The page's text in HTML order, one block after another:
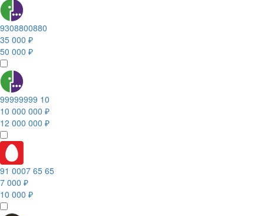
9308800880
35 000 ₽
50 000 ₽
99999999 10
10 000 000 ₽
12 000 000 ₽
91 0007 65 65
7 000 ₽
10 000 ₽